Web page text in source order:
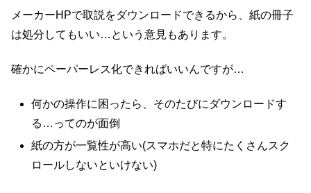
メーカーHPで取説をダウンロードできるから、紙の冊子
は処分してもいい…という意見もあります。
確かにペーパーレス化できればいいんですが…
何かの操作に困ったら、そのたびにダウンロードす
る…ってのが面倒
紙の方が一覧性が高い(スマホだと特にたくさんスク
ロールしないといけない)